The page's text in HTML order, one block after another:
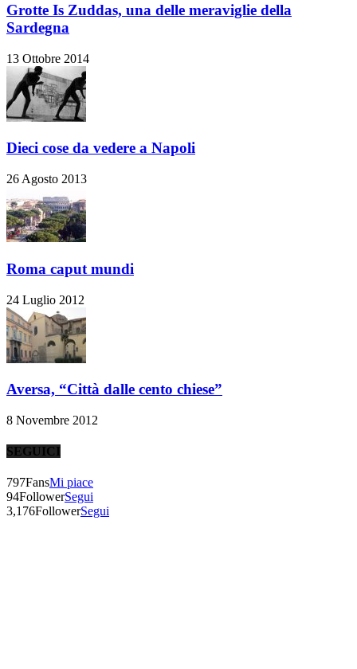
Grotte Is Zuddas, una delle meraviglie della
Sardegna
13 Ottobre 2014
Dieci cose da vedere a Napoli
26 Agosto 2013
Roma caput mundi
24 Luglio 2012
Aversa, “Città dalle cento chiese”
8 Novembre 2012
SEGUICI
797FansMi piace
94FollowerSegui
3,176FollowerSegui